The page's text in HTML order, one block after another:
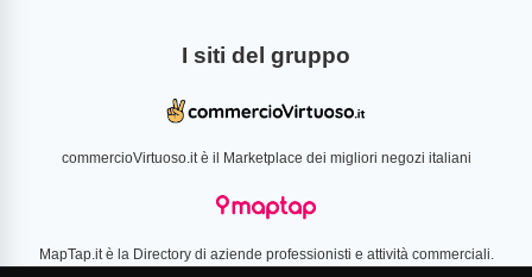
I siti del gruppo
commercioVirtuoso.it è il Marketplace dei migliori negozi italiani
MapTap.it è la Directory di aziende professionisti e attività commerciali.